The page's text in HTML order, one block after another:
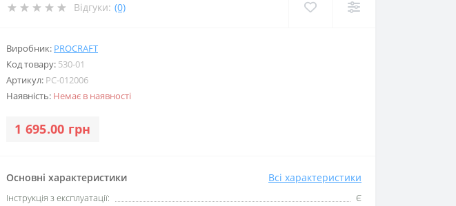
Відгуки: (0)
Виробник: PROCRAFT
Код товару: 530-01
Артикул: PC-012006
Наявність: Немає в наявності
1 695.00 грн
Основні характеристики Всі характеристики
Інструкція з експлуатації:
Є